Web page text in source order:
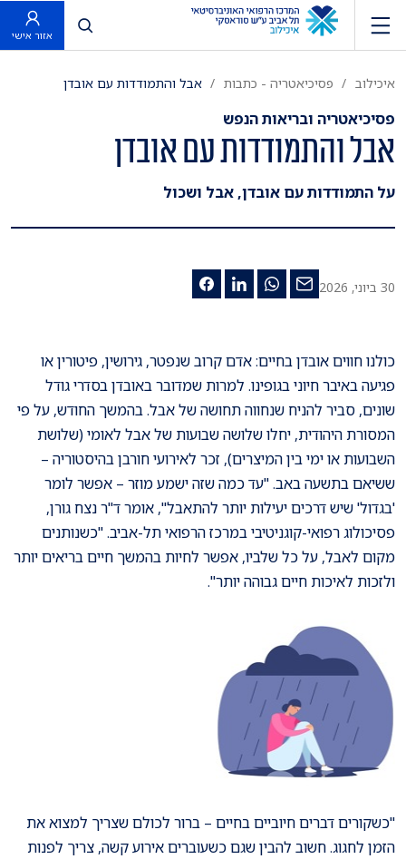
פתח חיפוש
אזור אישי
איכילוב פסיכיאטריה - כתבות אבל והתמודדות עם אובדן
פסיכיאטריה ובריאות הנפש
אבל והתמודדות עם אובדן
על התמודדות עם אובדן, אבל ושכול
30 ביוני, 2026
כולנו חווים אובדן בחיים: אדם קרוב שנפטר, גירושין, פיטורין או
פגיעה באיבר חיוני בגופינו. למרות שמדובר באובדן בסדרי גודל
שונים, סביר להניח שנחווה תחושה של אבל. בהמשך החודש, על פי
המסורת היהודית, יחלו שלושה שבועות של אבל לאומי (שלושת
השבועות או ימי בין המיצרים), זכר לאירועי חורבן בהיסטוריה –
ששיאם בתשעה באב. "עד כמה שזה ישמע מוזר – אפשר לומר
'בגדול' שיש דרכים יעילות יותר להתאבל", אומר ד"ר נצח גורן,
פסיכולוג רפואי-קוגניטיבי במרכז הרפואי תל-אביב. "כשנותנים
מקום לאבל, על כל שלביו, אפשר לחיות בהמשך חיים בריאים יותר
ולזכות לאיכות חיים גבוהה יותר".
"כשקורים דברים חיוביים בחיים – ברור לכולם שצריך למצוא את
הזמן לחגוג. חשוב להבין שגם כשעוברים אירוע קשה, צריך לפנות